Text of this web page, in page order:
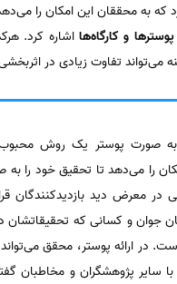
به محققان این امکان را
و کارگاه‌ها اشاره کرد.
تفاوت زیادی در اثربخشی
به صورت پوستر یک روش
را می‌دهد تا تحقیق خود را
در معرض دید بازدیدکنندگان
جوان و کسانی که تحقیقاتشان
در ارائه پوستر، محقق
سایر پژوهشگران و مخاطبان